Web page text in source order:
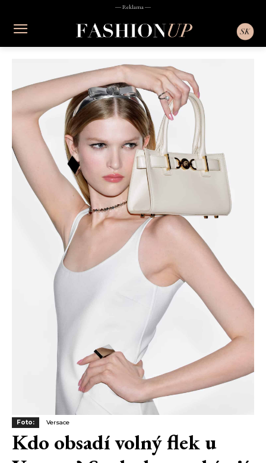
― Reklama ―
Foto: Versace
Kdo obsadí volný flek u